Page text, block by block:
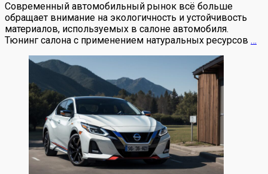
Современный автомобильный рынок всё больше
обращает внимание на экологичность и устойчивость
материалов, используемых в салоне автомобиля.
Тюнинг салона с применением натуральных ресурсов …